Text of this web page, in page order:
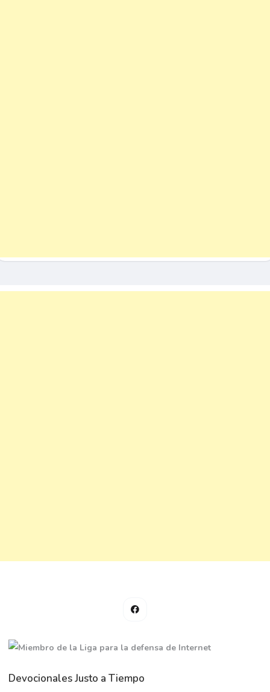
Devocionales Justo a Tiempo